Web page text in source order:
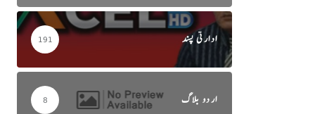
ادارتی پسند 191
اردو بلاگ 8